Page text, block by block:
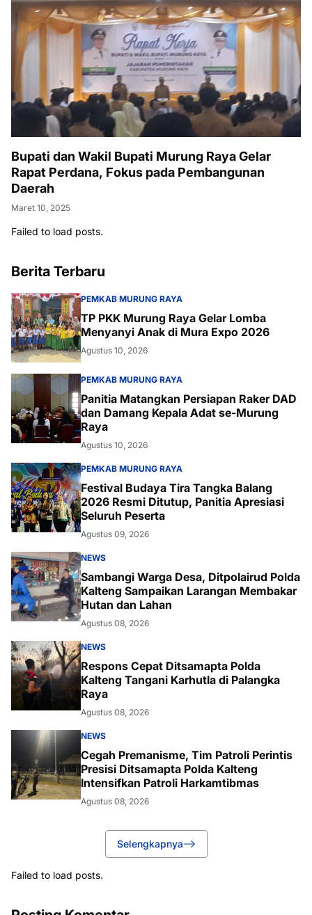
Bupati dan Wakil Bupati Murung Raya Gelar
Rapat Perdana, Fokus pada Pembangunan
Daerah
Maret 10, 2025
Failed to load posts.
Berita Terbaru
PEMKAB MURUNG RAYA
TP PKK Murung Raya Gelar Lomba
Menyanyi Anak di Mura Expo 2026
Agustus 10, 2026
PEMKAB MURUNG RAYA
Panitia Matangkan Persiapan Raker DAD
dan Damang Kepala Adat se-Murung
Raya
Agustus 10, 2026
PEMKAB MURUNG RAYA
Festival Budaya Tira Tangka Balang
2026 Resmi Ditutup, Panitia Apresiasi
Seluruh Peserta
Agustus 09, 2026
NEWS
Sambangi Warga Desa, Ditpolairud Polda
Kalteng Sampaikan Larangan Membakar
Hutan dan Lahan
Agustus 08, 2026
NEWS
Respons Cepat Ditsamapta Polda
Kalteng Tangani Karhutla di Palangka
Raya
Agustus 08, 2026
NEWS
Cegah Premanisme, Tim Patroli Perintis
Presisi Ditsamapta Polda Kalteng
Intensifkan Patroli Harkamtibmas
Agustus 08, 2026
Selengkapnya
Failed to load posts.